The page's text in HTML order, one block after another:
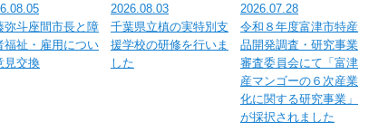
弥斗座間市長と障
福祉・雇用につい
見交換
2026.08.03
千葉県立槙の実特別支
援学校の研修を行いま
した
2026.07.28
令和８年度富津市特産
品開発調査・研究事業
審査委員会にて「富津
産マンゴーの６次産業
化に関する研究事業」
が採択されました